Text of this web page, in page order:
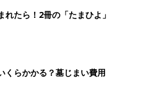
れたら！2冊の「たまひよ」
くらかかる？墓じまい費用